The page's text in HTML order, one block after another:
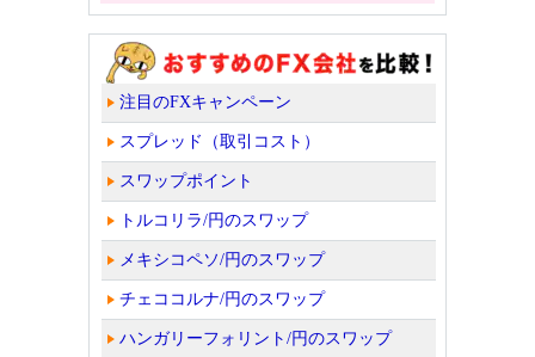
注目のFXキャンペーン
スプレッド（取引コスト）
スワップポイント
トルコリラ/円のスワップ
メキシコペソ/円のスワップ
チェココルナ/円のスワップ
ハンガリーフォリント/円のスワップ